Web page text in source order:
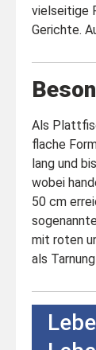
vielseitige
Gerichte.
Als
flache
lang und
wobei
50 cm
mit roten
als